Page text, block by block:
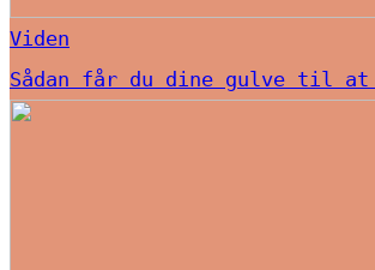
Viden
Sådan får du dine gulve til at